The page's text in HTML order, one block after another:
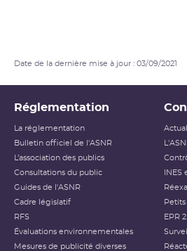
Date de la dernière mise à jour : 03/09/2021
Réglementation
La réglementation
Bulletin officiel de l'ASNR
L’association des publics
Consultations du public
Guides de l'ASNR
Cadre législatif
RFS
Évaluations environnementales
Mesures de publicité diverses
INES
EPR 2